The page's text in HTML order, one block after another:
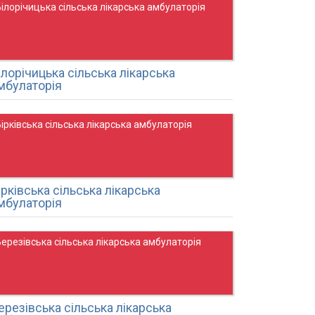
сільська лікарська амбулаторія
сільська лікарська
сільська лікарська амбулаторія
сільська лікарська
сільська лікарська амбулаторія
сільська лікарська